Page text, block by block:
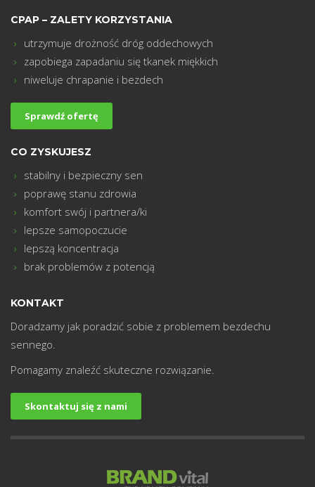
CPAP – ZALETY KORZYSTANIA
utrzymuje drożność dróg oddechowych
zapobiega zapadaniu się tkanek miękkich
niweluje chrapanie i bezdech
Sprawdź ofertę
CO ZYSKUJESZ
stabilny i bezpieczny sen
poprawę stanu zdrowia
komfort swój i partnera/ki
lepsze samopoczucie
lepszą koncentracja
brak problemów z potencją
KONTAKT
Doradzamy jak poradzić sobie z problemem bezdechu
sennego.
Pomagamy znaleźć skuteczne rozwiązanie.
Skontaktuj się z nami